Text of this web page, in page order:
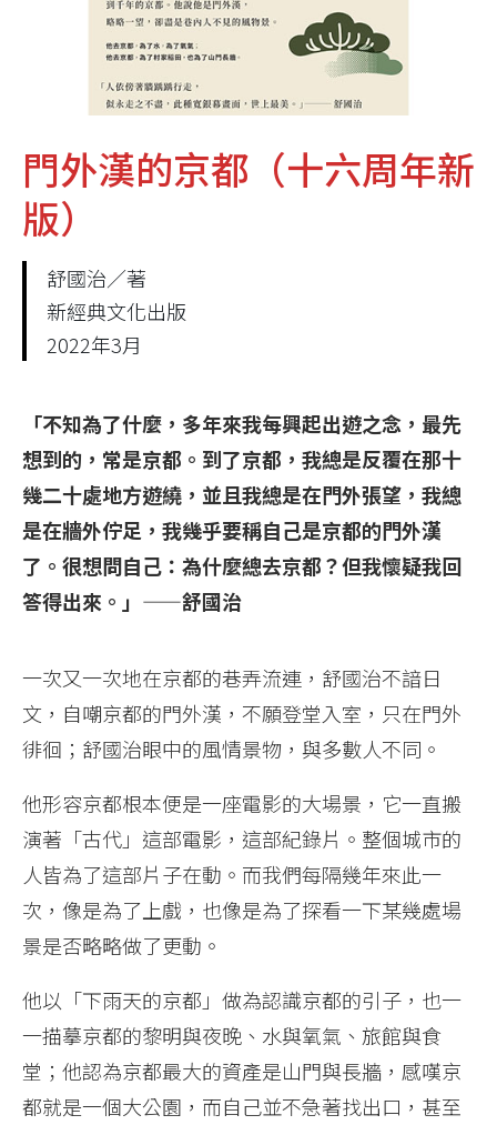
門外漢的京都（十六周年新
版）
舒國治／著
新經典文化出版
2022年3月
「不知為了什麼，多年來我每興起出遊之念，最先
想到的，常是京都。到了京都，我總是反覆在那十
幾二十處地方遊繞，並且我總是在門外張望，我總
是在牆外佇足，我幾乎要稱自己是京都的門外漢
了。很想問自己：為什麼總去京都？但我懷疑我回
答得出來。」——舒國治
一次又一次地在京都的巷弄流連，舒國治不諳日
文，自嘲京都的門外漢，不願登堂入室，只在門外
徘徊；舒國治眼中的風情景物，與多數人不同。
他形容京都根本便是一座電影的大場景，它一直搬
演著「古代」這部電影，這部紀錄片。整個城市的
人皆為了這部片子在動。而我們每隔幾年來此一
次，像是為了上戲，也像是為了探看一下某幾處場
景是否略略做了更動。
他以「下雨天的京都」做為認識京都的引子，也一
一描摹京都的黎明與夜晚、水與氧氣、旅館與食
堂；他認為京都最大的資產是山門與長牆，感嘆京
都就是一個大公園，而自己並不急著找出口，甚至